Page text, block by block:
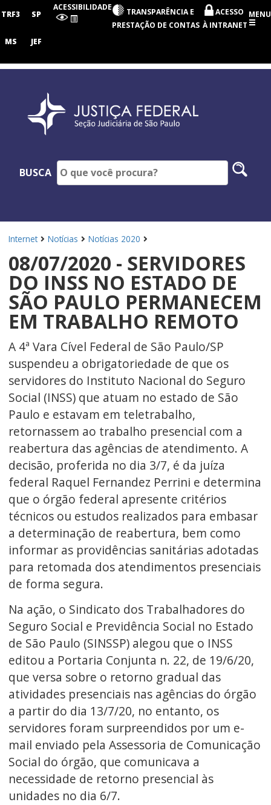
Judiciária
Paulo
TRF3 SP
MS JEF
ACESSIBILIDADE
TRANSPARÊNCIA E
PRESTAÇÃO DE CONTAS
ACESSO
À INTRANET
MENU
BUSCA
Internet Notícias Notícias 2020
08/07/2020 - SERVIDORES
DO INSS NO ESTADO DE
SÃO PAULO PERMANECEM
EM TRABALHO REMOTO
A 4ª Vara Cível Federal de São Paulo/SP
suspendeu a obrigatoriedade de que os
servidores do Instituto Nacional do Seguro
Social (INSS) que atuam no estado de São
Paulo e estavam em teletrabalho,
retornassem ao trabalho presencial com a
reabertura das agências de atendimento. A
decisão, proferida no dia 3/7, é da juíza
federal Raquel Fernandez Perrini e determina
que o órgão federal apresente critérios
técnicos ou estudos realizados para embasar
a determinação de reabertura, bem como
informar as providências sanitárias adotadas
para retomada dos atendimentos presenciais
de forma segura.
Na ação, o Sindicato dos Trabalhadores do
Seguro Social e Previdência Social no Estado
de São Paulo (SINSSP) alegou que o INSS
editou a Portaria Conjunta n. 22, de 19/6/20,
que versa sobre o retorno gradual das
atividades presenciais nas agências do órgão
a partir do dia 13/7/20, no entanto, os
servidores foram surpreendidos por um e-
mail enviado pela Assessoria de Comunicação
Social do órgão, que comunicava a
necessidade de retorno presencial às
unidades no dia 6/7.